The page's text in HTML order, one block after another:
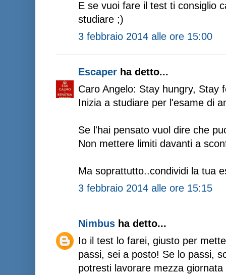
E se vuoi fare il test ti consiglio
studiare ;)
3 febbraio 2014 alle ore 15:00
Escaper ha detto...
Caro Angelo: Stay hungry, Stay
Inizia a studiare per l'esame di
Se l'hai pensato vuol dire che
Non mettere limiti davanti a
Ma soprattutto..condividi la tua
3 febbraio 2014 alle ore 15:15
Nimbus ha detto...
Io il test lo farei, giusto per
passi, sei a posto! Se lo passi,
potresti lavorare mezza